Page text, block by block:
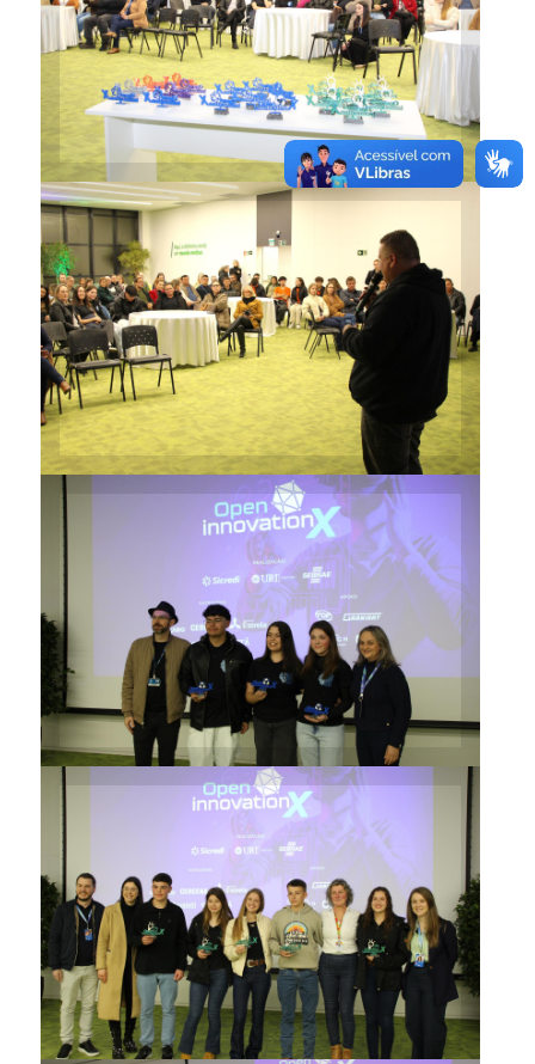
Evento teve lugar no Espaço
Cooperar da Sicredi
UniEstados
Diretor Acadêmico da URI,
Adilson Luís Stankiewicz,
destacou iniciativa que
acredita no potencial dos
jovens
Prêmio Destaque
Sustentabilidade foi
conquistado pela equipe da
Escola Estadual de Ensino
Médio Dr. João Caruso
Troféu Inovação ficou com a
equipe do Colégio Agrícola
Estadual Ângelo Emílio Grando